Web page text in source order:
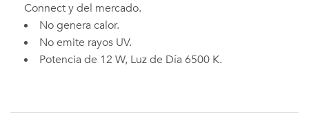
Connect y del mercado.
No genera calor.
No emite rayos UV.
Potencia de 12 W, Luz de Día 6500 K.